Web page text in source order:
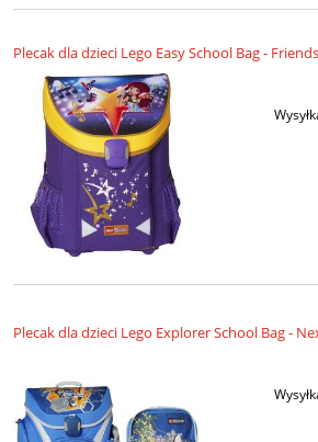
Plecak dla dzieci Lego Easy School Bag -
Plecak dla dzieci Lego Explorer School Bag -